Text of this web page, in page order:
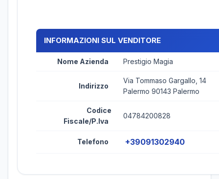
INFORMAZIONI SUL VENDITORE
Nome Azienda Prestigio Magia
Indirizzo
Via Tommaso Gargallo, 14
Palermo 90143 Palermo
Codice
Fiscale/P.Iva
04784200828
Telefono +39091302940